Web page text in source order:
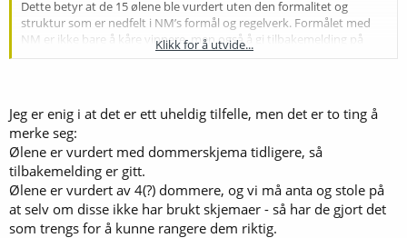
Dette betyr at de 15 ølene ble vurdert uten den formalitet og
struktur som er nedfelt i NM’s formål og regelverk. Formålet med
NM er ikke bare å kåre vinnere, men også å gi tilbakemelding på
ølene som er sendt inn. Nå skal altså de andre 12 ølene ikke få vite
En kjip avslutning på et ellers godt gjennomført NM.
Klikk for å utvide...
Jeg er enig i at det er ett uheldig tilfelle, men det er to ting å
merke seg:
Ølene er vurdert med dommerskjema tidligere, så
tilbakemelding er gitt.
Ølene er vurdert av 4(?) dommere, og vi må anta og stole på
at selv om disse ikke har brukt skjemaer - så har de gjort det
som trengs for å kunne rangere dem riktig.